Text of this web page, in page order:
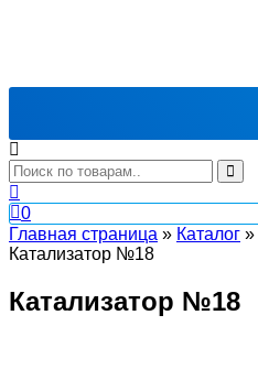
0
Главная страница » Каталог »
Катализатор №18
Катализатор №18